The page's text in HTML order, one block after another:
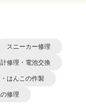
スニーカー修理
修理・電池交換
はんこの作製
修理